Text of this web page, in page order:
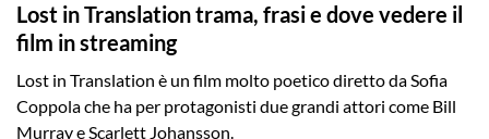
Lost in Translation trama, frasi e dove vedere il
film in streaming
Lost in Translation è un film molto poetico diretto da Sofia
Coppola che ha per protagonisti due grandi attori come Bill
Murray e Scarlett Johansson.